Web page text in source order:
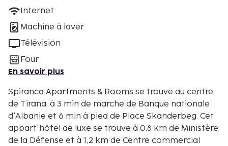
Internet
Machine à laver
Télévision
Four
En savoir plus
Spiranca Apartments & Rooms se trouve au centre
de Tirana, à 3 min de marche de Banque nationale
d'Albanie et 6 min à pied de Place Skanderbeg. Cet
appart'hôtel de luxe se trouve à 0,8 km de Ministère
de la Défense et à 1,2 km de Centre commercial